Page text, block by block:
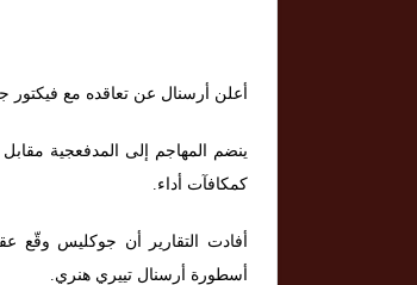
أعلن أرسنال عن تعاقده مع فيكتور
كمكافآت أداء.
أسطورة أرسنال تييري هنري.